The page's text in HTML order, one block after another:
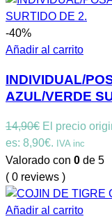
-40%
Añadir al carrito
INDIVIDUAL/
AZUL/VERDE
14,90€ El precio
es: 8,90€. IVA inc
Valorado con 0 de 5
( 0 reviews )
Añadir al carrito